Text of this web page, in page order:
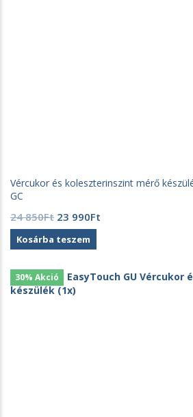
Vércukor és koleszterinszint mérő
GC
24 850Ft Original
price
was:
850Ft.
23 990Ft
990Ft.
Kosárba teszem
30% Akció